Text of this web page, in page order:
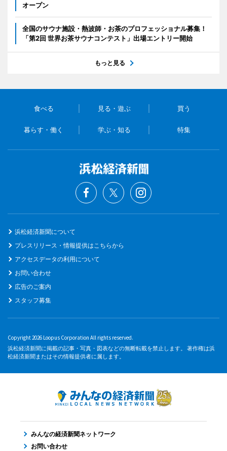
オープン
全国のサウナ施設・熱波師・お茶のプロフェッショナル募集！
「第2回 世界お茶サウナコンテスト」出場エントリー開始
もっと見る
食べる 見る・遊ぶ 買う
暮らす・働く 学ぶ・知る 特集
浜松経済新聞について
プレスリリース・情報提供はこちらから
アクセスデータの利用について
お問い合わせ
広告のご案内
スタッフ募集
Copyright 2026 Loopus Corporation All rights reserved.
浜松経済新聞に掲載の記事・写真・図表などの無断転載を禁止します。 著作権は浜
松経済新聞またはその情報提供者に属します。
みんなの経済新聞ネットワーク
お問い合わせ